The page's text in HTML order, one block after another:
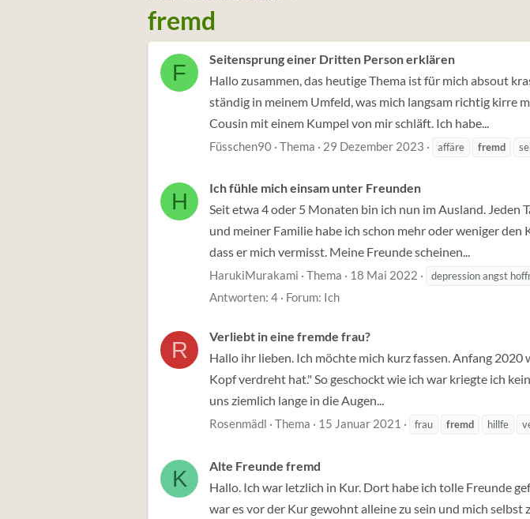
fremd
F
Seitensprung einer Dritten Person erklären
Hallo zusammen, das heutige Thema ist für mich absout
ständig in meinem Umfeld, was mich langsam richtig kirre
Cousin mit einem Kumpel von mir schläft. Ich habe...
Füsschen90 Thema 29 Dezember 2023 affäre fremd
H
Ich fühle mich einsam unter Freunden
Seit etwa 4 oder 5 Monaten bin ich nun im Ausland.
und meiner Familie habe ich schon mehr oder weniger
dass er mich vermisst. Meine Freunde scheinen...
HarukiMurakami Thema 18 Mai 2022 depression angst
Antworten: 4 Forum: Ich
R
Verliebt in eine fremde frau?
Hallo ihr lieben. Ich möchte mich kurz fassen. Anfang
Kopf verdreht hat." So geschockt wie ich war kriegte ich
uns ziemlich lange in die Augen...
Rosenmädl Thema 15 Januar 2021 frau fremd hillfe
K
Alte Freunde fremd
Hallo. Ich war letzlich in Kur. Dort habe ich tolle Freunde
war es vor der Kur gewohnt alleine zu sein und mich